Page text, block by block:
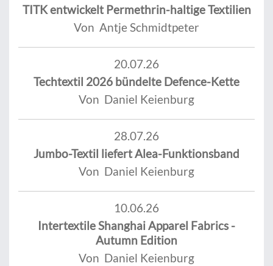
TITK entwickelt Permethrin-haltige Textilien
Von Antje Schmidtpeter
20.07.26
Techtextil 2026 bündelte Defence-Kette
Von Daniel Keienburg
28.07.26
Jumbo-Textil liefert Alea-Funktionsband
Von Daniel Keienburg
10.06.26
Intertextile Shanghai Apparel Fabrics -
Autumn Edition
Von Daniel Keienburg